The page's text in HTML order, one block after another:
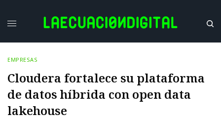
EMPRESAS
Cloudera fortalece su plataforma
de datos híbrida con open data
lakehouse